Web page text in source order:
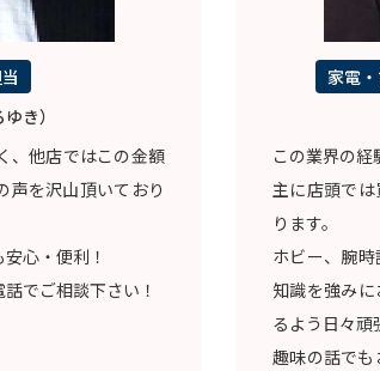
き）
、他店ではこの金額
声を沢山頂いており
心・便利！
でご相談下さい！
家電
この業界の経
主に店頭で
ります。
ホビー、腕時
知識を強み
るよう日々頑
趣味の話で